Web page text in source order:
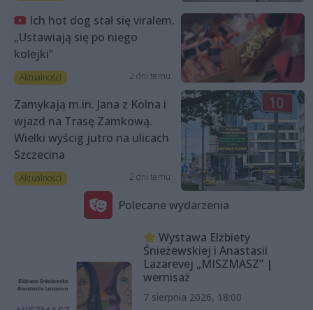
Ich hot dog stał się viralem.
„Ustawiają się po niego
kolejki”
Aktualności 2 dni temu
Zamykają m.in. Jana z Kolna i
wjazd na Trasę Zamkową.
Wielki wyścig jutro na ulicach
Szczecina
Aktualności 2 dni temu
Polecane wydarzenia
Wystawa Elżbiety
Śnieżewskiej i Anastasii
Lazarevej „MISZMASZ” |
wernisaż
7 sierpnia 2026, 18:00